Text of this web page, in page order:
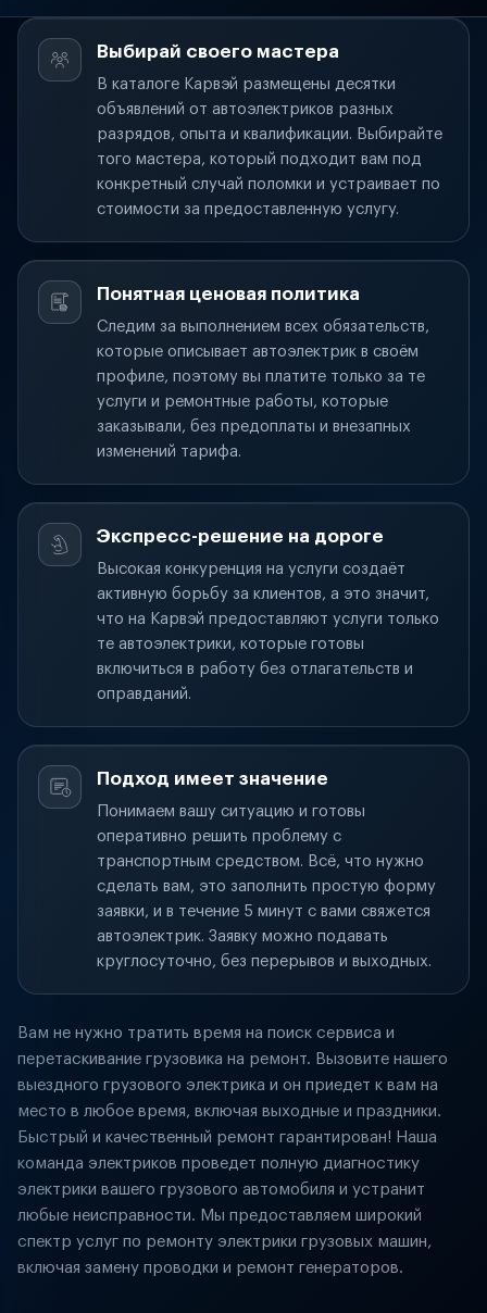
Выбирай своего мастера
В каталоге Карвэй размещены десятки
объявлений от автоэлектриков разных
разрядов, опыта и квалификации. Выбирайте
того мастера, который подходит вам под
конкретный случай поломки и устраивает по
стоимости за предоставленную услугу.
Понятная ценовая политика
Следим за выполнением всех обязательств,
которые описывает автоэлектрик в своём
профиле, поэтому вы платите только за те
услуги и ремонтные работы, которые
заказывали, без предоплаты и внезапных
изменений тарифа.
Экспресс-решение на дороге
Высокая конкуренция на услуги создаёт
активную борьбу за клиентов, а это значит,
что на Карвэй предоставляют услуги только
те автоэлектрики, которые готовы
включиться в работу без отлагательств и
оправданий.
Подход имеет значение
Понимаем вашу ситуацию и готовы
оперативно решить проблему с
транспортным средством. Всё, что нужно
сделать вам, это заполнить простую форму
заявки, и в течение 5 минут с вами свяжется
автоэлектрик. Заявку можно подавать
круглосуточно, без перерывов и выходных.
Вам не нужно тратить время на поиск сервиса и
перетаскивание грузовика на ремонт. Вызовите нашего
выездного грузового электрика и он приедет к вам на
место в любое время, включая выходные и праздники.
Быстрый и качественный ремонт гарантирован! Наша
команда электриков проведет полную диагностику
электрики вашего грузового автомобиля и устранит
любые неисправности. Мы предоставляем широкий
спектр услуг по ремонту электрики грузовых машин,
включая замену проводки и ремонт генераторов.